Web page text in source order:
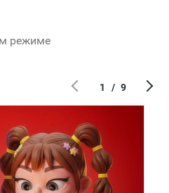
режиме
1 / 9